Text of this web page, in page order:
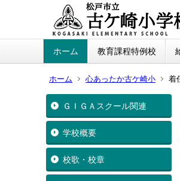
ホーム 教育課程特例校
ホーム 心あったか古ケ崎小 着
ＧＩＧＡスクール関連
学校概要
校歌・校章